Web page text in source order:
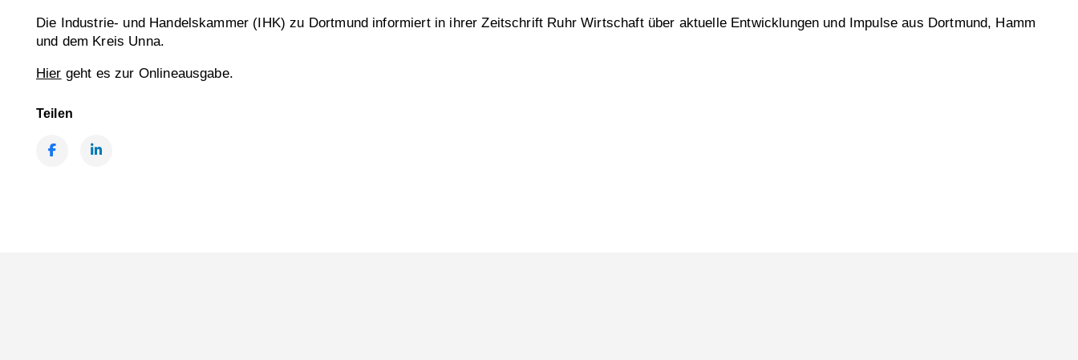
Die Industrie- und Handelskammer (IHK) zu Dortmund informiert in ihrer Zeitschrift Ruhr Wirtschaft über aktuelle Entwicklungen und Impulse aus Dortmund, Hamm
und dem Kreis Unna.
Hier geht es zur Onlineausgabe.
Teilen